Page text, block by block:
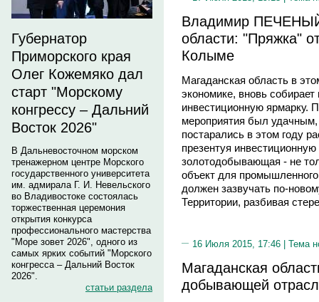
Губернатор
Приморского края
Олег Кожемяко дал
старт "Морскому
конгрессу – Дальний
Восток 2026"
В Дальневосточном морском
тренажерном центре Морского
государственного университета
им. адмирала Г. И. Невельского
во Владивостоке состоялась
торжественная церемония
открытия конкурса
профессионального мастерства
"Море зовет 2026", одного из
самых ярких событий "Морского
конгресса – Дальний Восток
2026".
статьи раздела
Владимир
области: "Пряжка"
Колыме
Магаданская область в
экономике, вновь
инвестиционную ярмарку.
мероприятия был удачным,
постарались в этом году
презентуя
золотодобывающая - не
объект для
должен зазвучать по-
Территории, разбивая
16 Июля 2015, 17:46 | Тема
Магаданская
добывающей